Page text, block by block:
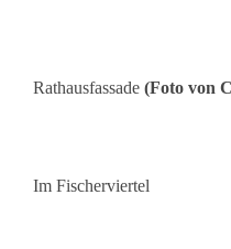
Rathausfassade (Foto von
Im Fischerviertel